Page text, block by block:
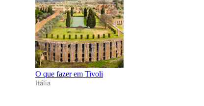
O que fazer em Tivoli
Itália